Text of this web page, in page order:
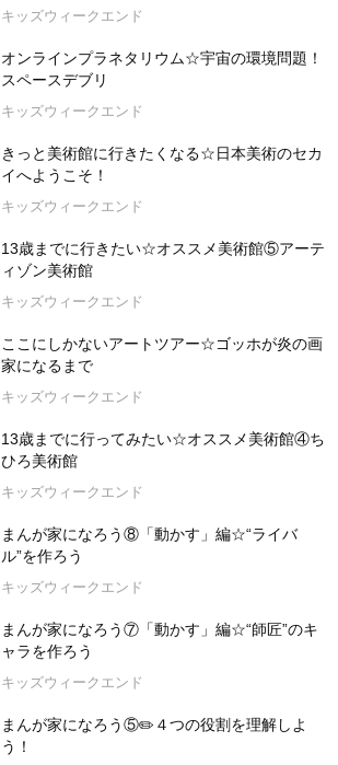
キッズウィークエンド
オンラインプラネタリウム☆宇宙の環境問題！
スペースデブリ
キッズウィークエンド
きっと美術館に行きたくなる☆日本美術のセカ
イへようこそ！
キッズウィークエンド
13歳までに行きたい☆オススメ美術館⑤アーテ
ィゾン美術館
キッズウィークエンド
ここにしかないアートツアー☆ゴッホが炎の画
家になるまで
キッズウィークエンド
13歳までに行ってみたい☆オススメ美術館④ち
ひろ美術館
キッズウィークエンド
まんが家になろう⑧「動かす」編☆“ライバ
ル”を作ろう
キッズウィークエンド
まんが家になろう⑦「動かす」編☆“師匠”のキ
ャラを作ろう
キッズウィークエンド
まんが家になろう⑤✏️４つの役割を理解しよ
う！